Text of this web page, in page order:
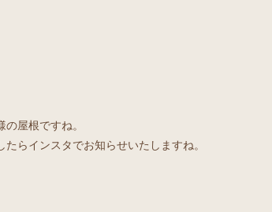
屋根ですね。
らインスタでお知らせいたしますね。